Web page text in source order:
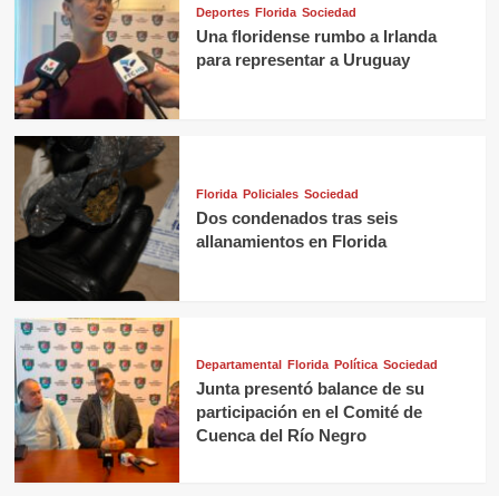
Deportes Florida Sociedad
Una floridense rumbo a Irlanda
para representar a Uruguay
Florida Policiales Sociedad
Dos condenados tras seis
allanamientos en Florida
Departamental Florida Política Sociedad
Junta presentó balance de su
participación en el Comité de
Cuenca del Río Negro